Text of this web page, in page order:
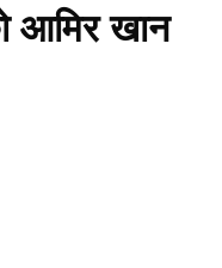
आमिर खान